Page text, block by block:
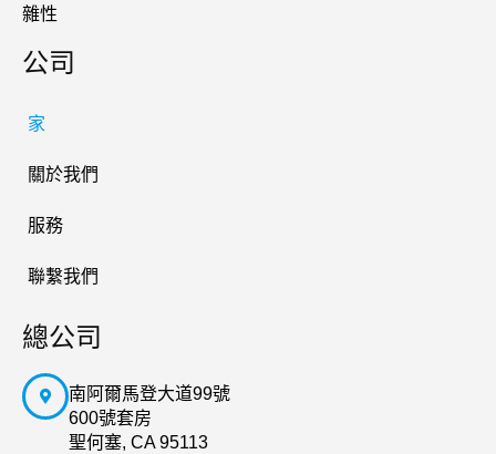
雜性
公司
家
關於我們
服務
聯繫我們
總公司
南阿爾馬登大道99號
600號套房
聖何塞, CA 95113